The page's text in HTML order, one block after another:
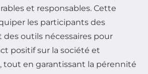
et responsables. Cette
les participants des
des outils nécessaires pour
positif sur la société et
tout en garantissant la pérennité